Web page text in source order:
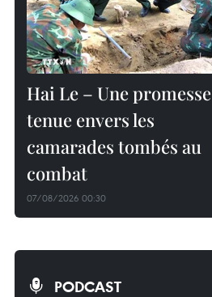
Hai Le – Une promesse
tenue envers les
camarades tombés au
combat
07/08/2026 00:30
PODCAST